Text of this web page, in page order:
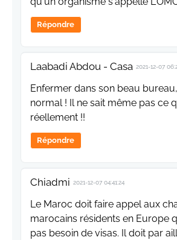
Répondre
Laabadi Abdou - Casa 2021-12-07
Enfermer dans son beau
normal ! Il ne sait même pas ce
réellement !!
Répondre
Chiadmi 2021-12-07 04:41:24
Le Maroc doit faire appel aux
marocains résidents en Europe
pas besoin de visas. Il doit par